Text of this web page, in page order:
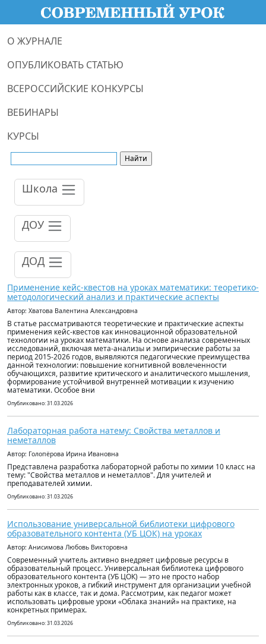
О ЖУРНАЛЕ
ОПУБЛИКОВАТЬ СТАТЬЮ
ВСЕРОССИЙСКИЕ КОНКУРСЫ
ВЕБИНАРЫ
КУРСЫ
Школа
ДОУ
ДОД
Применение кейс-квестов на уроках математики: теоретико-
методологический анализ и практические аспекты
Автор: Хватова Валентина Александровна
В статье рассматриваются теоретические и практические аспекты
применения кейс-квестов как инновационной образовательной
технологии на уроках математики. На основе анализа современных
исследований, включая мета-анализы и эмпирические работы за
период 2015-2026 годов, выявляются педагогические преимущества
данной технологии: повышение когнитивной вовлеченности
обучающихся, развитие критического и аналитического мышления,
формирование устойчивой внутренней мотивации к изучению
математики. Особое вни
Опубликовано: 31.03.2026
Лабораторная работа натему: Свойства металлов и
неметаллов
Автор: Голопёрова Ирина Ивановна
Представлена разработка лабораторной работы по химии 10 класс на
тему: "Свойства металлов и неметаллов". Для учителей и
преподавателей химии.
Опубликовано: 31.03.2026
Использование универсальной библиотеки цифрового
образовательного контента (УБ ЦОК) на уроках
Автор: Анисимова Любовь Викторовна
Современный учитель активно внедряет цифровые ресурсы в
образовательный процесс. Универсальная библиотека цифрового
образовательного контента (УБ ЦОК) — это не просто набор
электронных уроков, а гибкий инструмент для организации учебной
работы как в классе, так и дома. Рассмотрим, как педагог может
использовать цифровые уроки «Облака знаний» на практике, на
конкретных примерах.
Опубликовано: 31.03.2026